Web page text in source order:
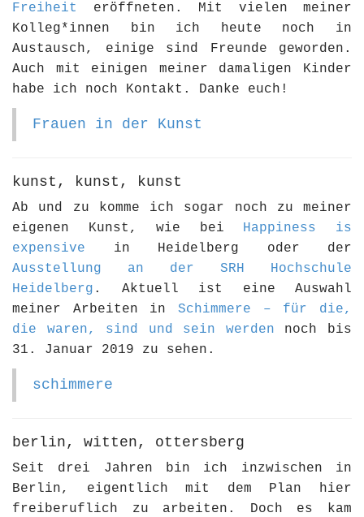
Freiheit
eröffneten. Mit vielen meiner
Kolleg*innen bin ich heute noch in
Austausch, einige sind Freunde geworden.
Auch mit einigen meiner damaligen Kinder
habe ich noch Kontakt. Danke euch!
Frauen in der Kunst
kunst, kunst, kunst
Ab und zu komme ich sogar noch zu meiner
eigenen Kunst, wie bei Happiness is
expensive in Heidelberg oder der
Ausstellung an der SRH Hochschule
Heidelberg . Aktuell ist eine Auswahl
meiner Arbeiten in Schimmere – für die,
die waren, sind und sein werden noch bis
31. Januar 2019 zu sehen.
schimmere
berlin, witten, ottersberg
Seit drei Jahren bin ich inzwischen in
Berlin, eigentlich mit dem Plan hier
freiberuflich zu arbeiten. Doch es kam